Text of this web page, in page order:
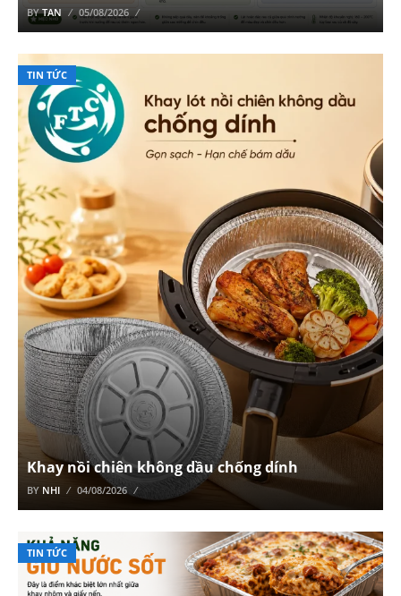
BYTAN 05/08/2026
TIN TỨC
Khay nồi chiên không dầu chống dính
BY NHI 04/08/2026
TIN TỨC